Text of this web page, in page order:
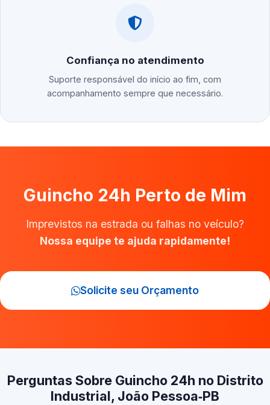
Confiança no atendimento
Suporte responsável do início ao fim, com
acompanhamento sempre que necessário.
Guincho 24h Perto de Mim
Imprevistos na estrada ou falhas no veículo?
Nossa equipe te ajuda rapidamente!
Solicite seu Orçamento
Perguntas Sobre Guincho 24h no Distrito
Industrial, João Pessoa‑PB